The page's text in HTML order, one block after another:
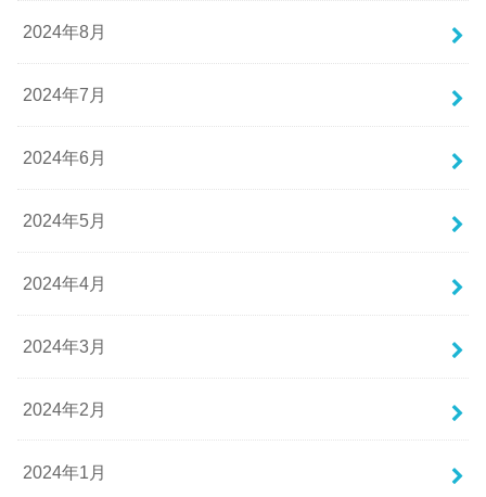
2024年8月
2024年7月
2024年6月
2024年5月
2024年4月
2024年3月
2024年2月
2024年1月